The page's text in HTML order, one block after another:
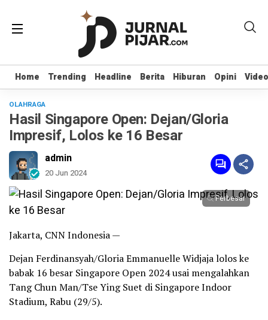
Home Trending Headline Berita Hiburan Opini Video
Home Trending Headline Berita Hiburan Opini Video
OLAHRAGA
Hasil Singapore Open: Dejan/Gloria
Impresif, Lolos ke 16 Besar
admin
20 Jun 2024
Perbesar
Jakarta, CNN Indonesia —
Dejan Ferdinansyah/Gloria Emmanuelle Widjaja lolos ke
babak 16 besar Singapore Open 2024 usai mengalahkan
Tang Chun Man/Tse Ying Suet di Singapore Indoor
Stadium, Rabu (29/5).